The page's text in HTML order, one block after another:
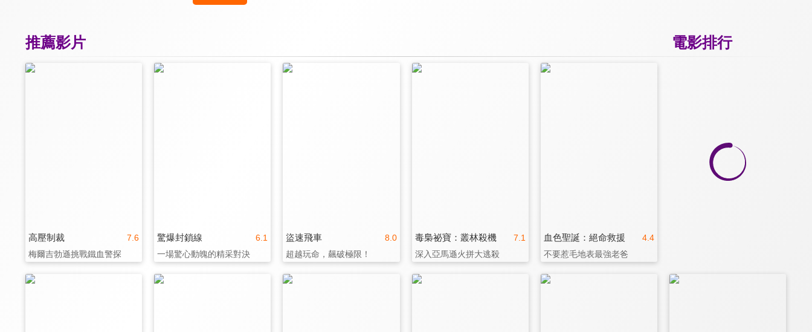
電影排行
推薦影片
7.6
高壓制裁
梅爾吉勃遜挑戰鐵血警探
6.1
驚爆封鎖線
一場驚心動魄的精采對決
8.0
盜速飛車
超越玩命，飆破極限！
7.1
毒梟祕寶：叢林殺機
深入亞馬遜火拼大逃殺
4.4
血色聖誕：絕命救援
不要惹毛地表最強老爸